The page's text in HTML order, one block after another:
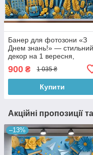
Банер для фотозони «З
Днем знань!» — стильний
декор на 1 вересня,
900 ₴ 1 035 ₴
Купити
Акційні пропозиції
–13%